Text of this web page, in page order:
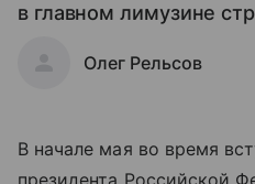
в главном лимузине
Олег Рельсов
В начале мая во время
президента Российской